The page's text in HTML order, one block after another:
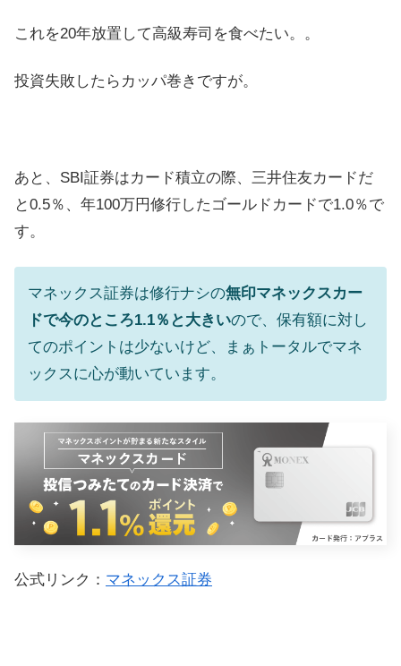
これを20年放置して高級寿司を食べたい。。
投資失敗したらカッパ巻きですが。
あと、SBI証券はカード積立の際、三井住友カードだ
と0.5％、年100万円修行したゴールドカードで1.0％で
す。
マネックス証券は修行ナシの無印マネックスカー
ドで今のところ1.1％と大きいので、保有額に対し
てのポイントは少ないけど、まぁトータルでマネ
ックスに心が動いています。
公式リンク： マネックス証券